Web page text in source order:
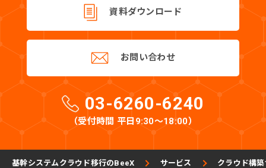
資料ダウンロード
お問い合わせ
03-6260-6240
（受付時間 平日9:30〜18:00）
基幹システムクラウド移行のBeeX サービス クラウド構